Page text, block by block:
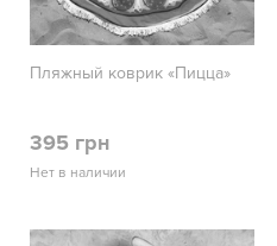
Пляжный коврик «Пицца»
395 грн
Нет в наличии